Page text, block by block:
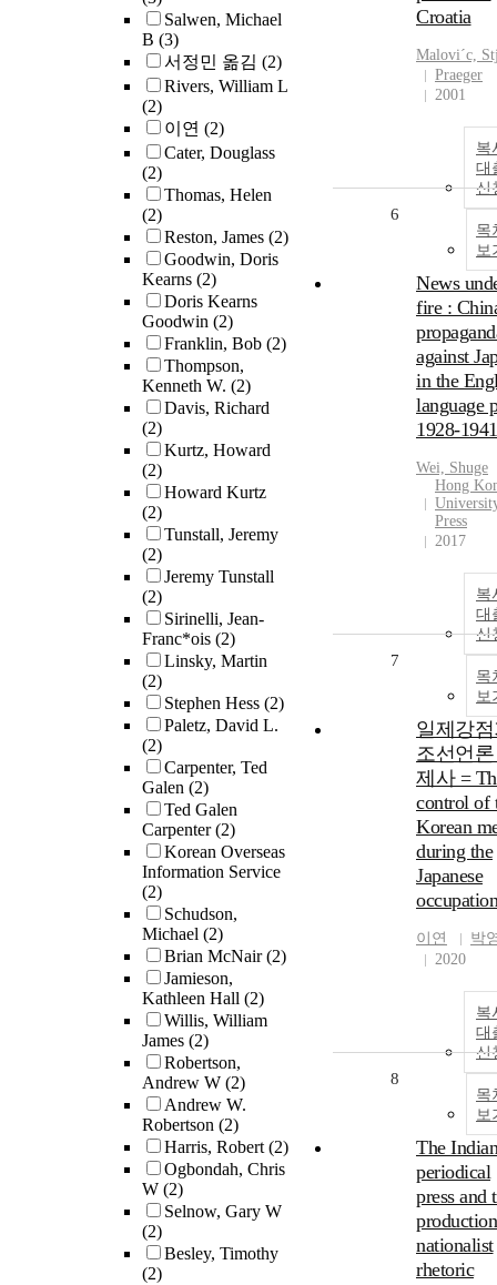
Salwen, Michael
B (3)
서정민 옮김 (2)
Rivers, William L
(2)
이연 (2)
Cater, Douglass
(2)
Thomas, Helen
(2)
Reston, James (2)
Goodwin, Doris
Kearns (2)
Doris Kearns
Goodwin (2)
Franklin, Bob (2)
Thompson,
Kenneth W. (2)
Davis, Richard
(2)
Kurtz, Howard
(2)
Howard Kurtz
(2)
Tunstall, Jeremy
(2)
Jeremy Tunstall
(2)
Sirinelli, Jean-
Franc*ois (2)
Linsky, Martin
(2)
Stephen Hess (2)
Paletz, David L.
(2)
Carpenter, Ted
Galen (2)
Ted Galen
Carpenter(2)
Korean Overseas
Information Service
(2)
Schudson,
Michael (2)
Brian McNair(2)
Jamieson,
Kathleen Hall (2)
Willis, William
James (2)
Robertson,
Andrew W (2)
Andrew W.
Robertson (2)
Harris, Robert(2)
Ogbondah, Chris
W (2)
Selnow, Gary W
(2)
Besley, Timothy
(2)
Croatia
Malovi´c,
Praeger
2001
복
대
신
목
보
6
News
fire :
against
in the
language
1928-1941
Wei, Shuge
Hong
Press
2017
복
대
신
목
보
7
일제강
조선언
제사 =
control of
Korean
during the
Japanese
occupation
이연
박
2020
복
대
신
목
보
8
The Indian
periodical
press and
nationalist
rhetoric